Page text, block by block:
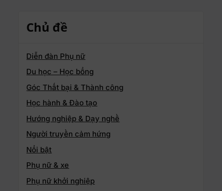
Chủ đề
Diễn đàn Phụ nữ
Du học – Học bổng
Góc Thất bại & Thành công
Học hành & Đào tạo
Hướng nghiệp & Dạy nghề
Người truyền cảm hứng
Nổi bật
Phụ nữ & xe
Phụ nữ khởi nghiệp